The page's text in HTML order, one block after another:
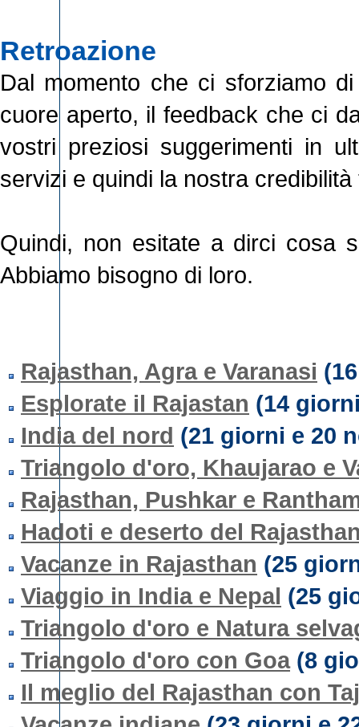
Retroazione
Dal momento che ci sforziamo
cuore aperto, il feedback che ci
vostri preziosi suggerimenti in
servizi e quindi la nostra
Quindi, non esitate a dirci cosa
Abbiamo bisogno di loro.
Rajasthan, Agra e Varanasi
Esplorate il Rajastan (14
India del nord (21 giorni e 20
Triangolo d'oro, Khaujarao e
Rajasthan, Pushkar e
Hadoti e deserto del
Vacanze in Rajasthan (25
Viaggio in India e Nepal (25
Triangolo d'oro e Natura
Triangolo d'oro con Goa(8
Il meglio del Rajasthan con